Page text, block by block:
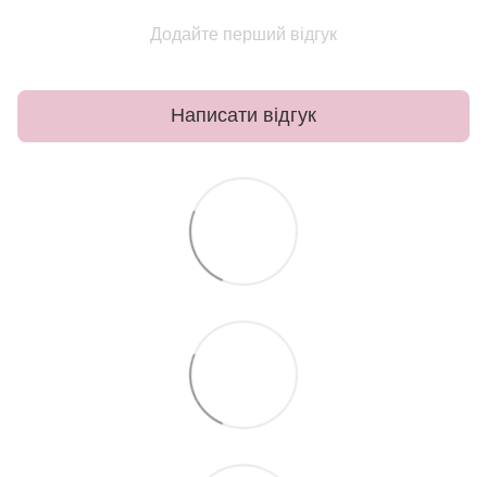
Додайте перший відгук
Написати відгук